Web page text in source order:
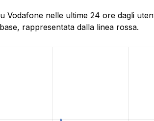
nelle ultime 24 ore dagli
rappresentata dalla linea rossa.